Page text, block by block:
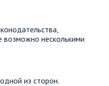
возможно несколькими
из сторон.